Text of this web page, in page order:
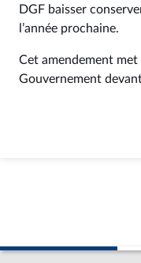
DGF baisser
l’année prochaine.
Cet amendement met
Gouvernement